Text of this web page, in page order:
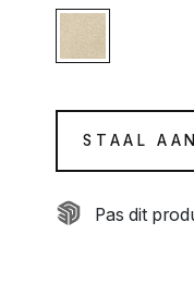
STAAL
Pas dit